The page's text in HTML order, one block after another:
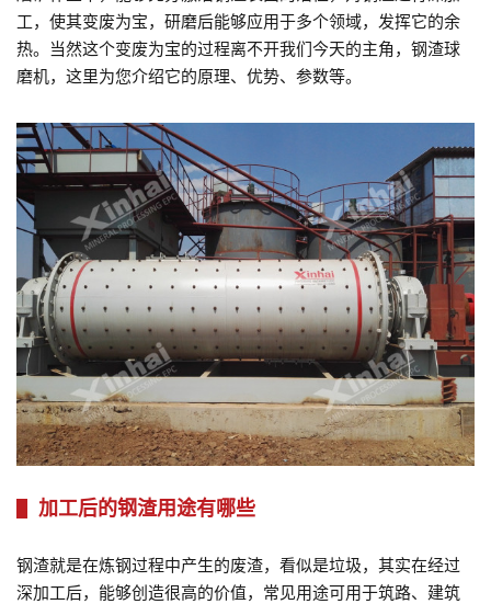
工，使其变废为宝，研磨后能够应用于多个领域，发挥它的余
热。当然这个变废为宝的过程离不开我们今天的主角，钢渣球
磨机，这里为您介绍它的原理、优势、参数等。
加工后的钢渣用途有哪些
钢渣就是在炼钢过程中产生的废渣，看似是垃圾，其实在经过
深加工后，能够创造很高的价值，常见用途可用于筑路、建筑